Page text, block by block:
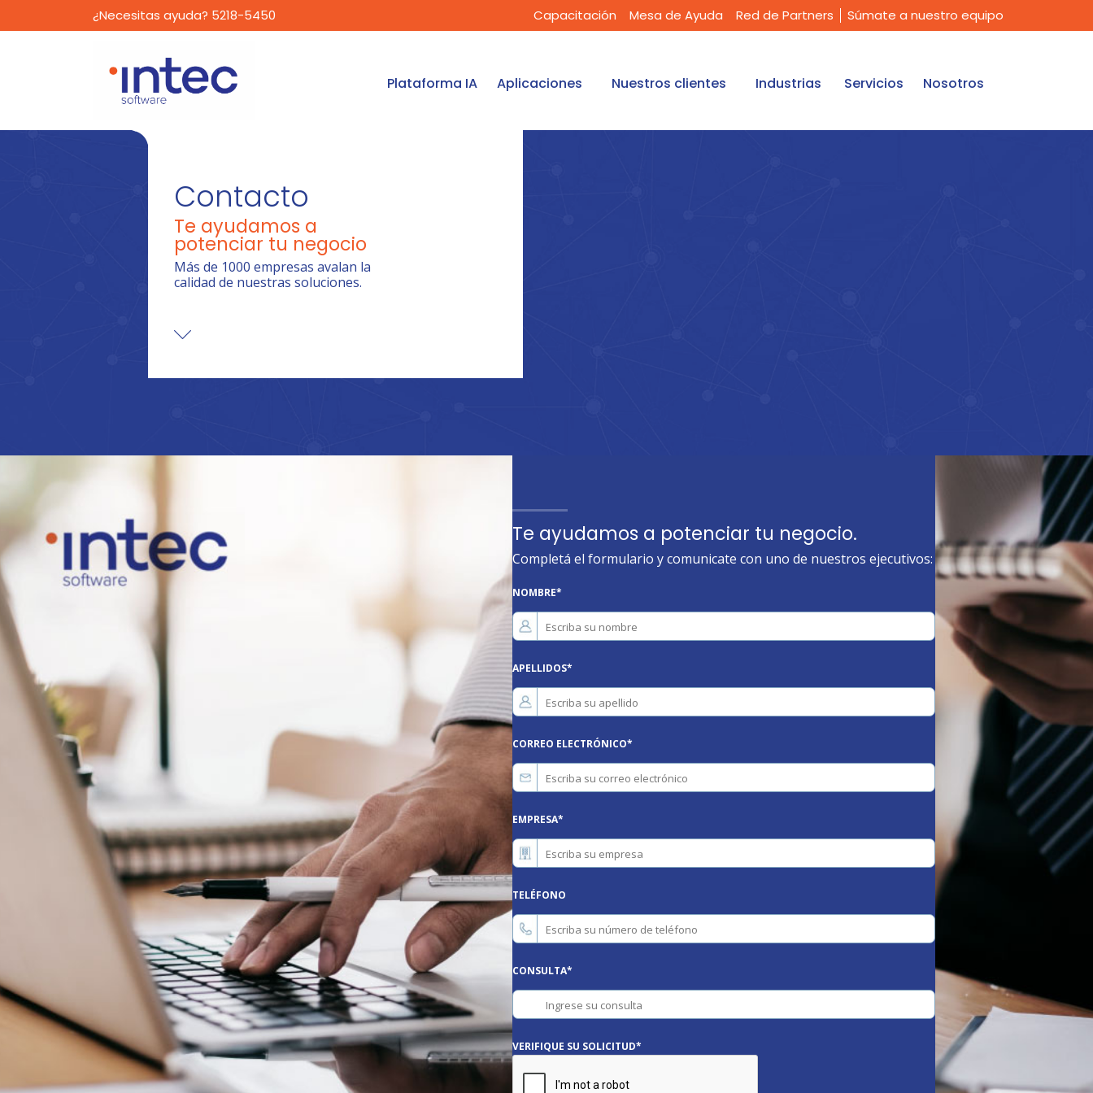
¿Necesitas ayuda? 5218-5450 Capacitación Mesa de Ayuda Red de Partners Súmate a nuestro equipo
Plataforma IA Aplicaciones Nuestros clientes Industrias Servicios Nosotros
Contacto
Te ayudamos a
potenciar tu negocio
Más de 1000 empresas avalan la
calidad de nuestras soluciones.
Te ayudamos a potenciar tu negocio.
Completá el formulario y comunicate con uno de nuestros ejecutivos:
NOMBRE*
APELLIDOS*
CORREO ELECTRÓNICO*
EMPRESA*
TELÉFONO
CONSULTA*
VERIFIQUE SU SOLICITUD*